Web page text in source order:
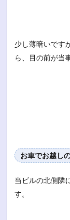
少し薄暗いです
ら、目の前が当
お車でお越し
当ビルの北側隣
す。